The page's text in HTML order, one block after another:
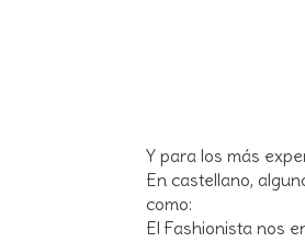
Y para los más
En castellano,
como:
El Fashionista nos